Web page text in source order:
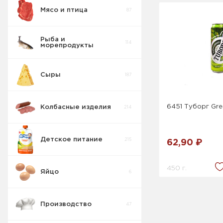
Мясо и птица 87
Рыба и
морепродукты
114
Рыба
Сыры 187
Колбасные изделия 214
Детское питание 215
Яйцо 6
Производство 47
6451 Туборг
62,90 ₽
450 г.